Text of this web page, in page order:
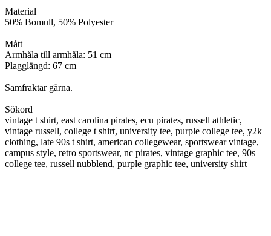
Material
50% Bomull, 50% Polyester
Mått
Armhåla till armhåla: 51 cm
Plagglängd: 67 cm
Samfraktar gärna.
Sökord
vintage t shirt, east carolina pirates, ecu pirates, russell athletic,
vintage russell, college t shirt, university tee, purple college tee, y2k
clothing, late 90s t shirt, american collegewear, sportswear vintage,
campus style, retro sportswear, nc pirates, vintage graphic tee, 90s
college tee, russell nubblend, purple graphic tee, university shirt